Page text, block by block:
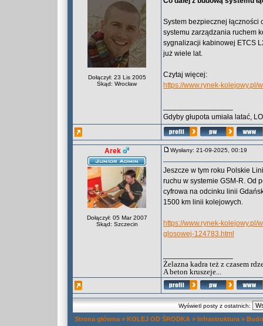
Dołączył: 23 Lis 2005
Skąd: Wrocław
System bezpiecznej
systemu zarządzania ruchem
sygnalizacji kabinowej ETCS
już wiele lat.
Czytaj więcej:
https://www.rynek-
Gdyby głupota umiała latać,
Arek
Dołączył: 05 Mar 2007
Skąd: Szczecin
Wysłany: 21-09-2025, 00:19
Jeszcze w tym roku Polskie
ruchu w systemie GSM-R. Od
cyfrowa na odcinku linii
1500 km linii kolejowych.
https://www.rynek-
glosowej-124783.html
Żelazna kadra też z czasem
A beton kruszeje...
Wyświetl posty z ostatnich:
Strona główna » KOLEJ OD ŚRODKA » Infrastruktura »